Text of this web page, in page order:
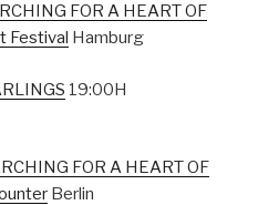
FOR A HEART OF
Festival Hamburg
19:00H
FOR A HEART OF
Berlin